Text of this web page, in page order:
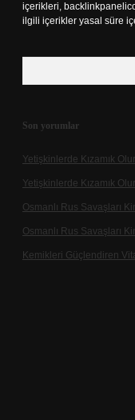
içerikleri,
ilgili içerikler yasal süre
Son yorumlar
Yetişkinlerde Kızamık
Yetişkinlerde Kızamık
Osmanlı Rus Savaşları
Osmanlı Rus Savaşları
Kemikleri Güçlendiren